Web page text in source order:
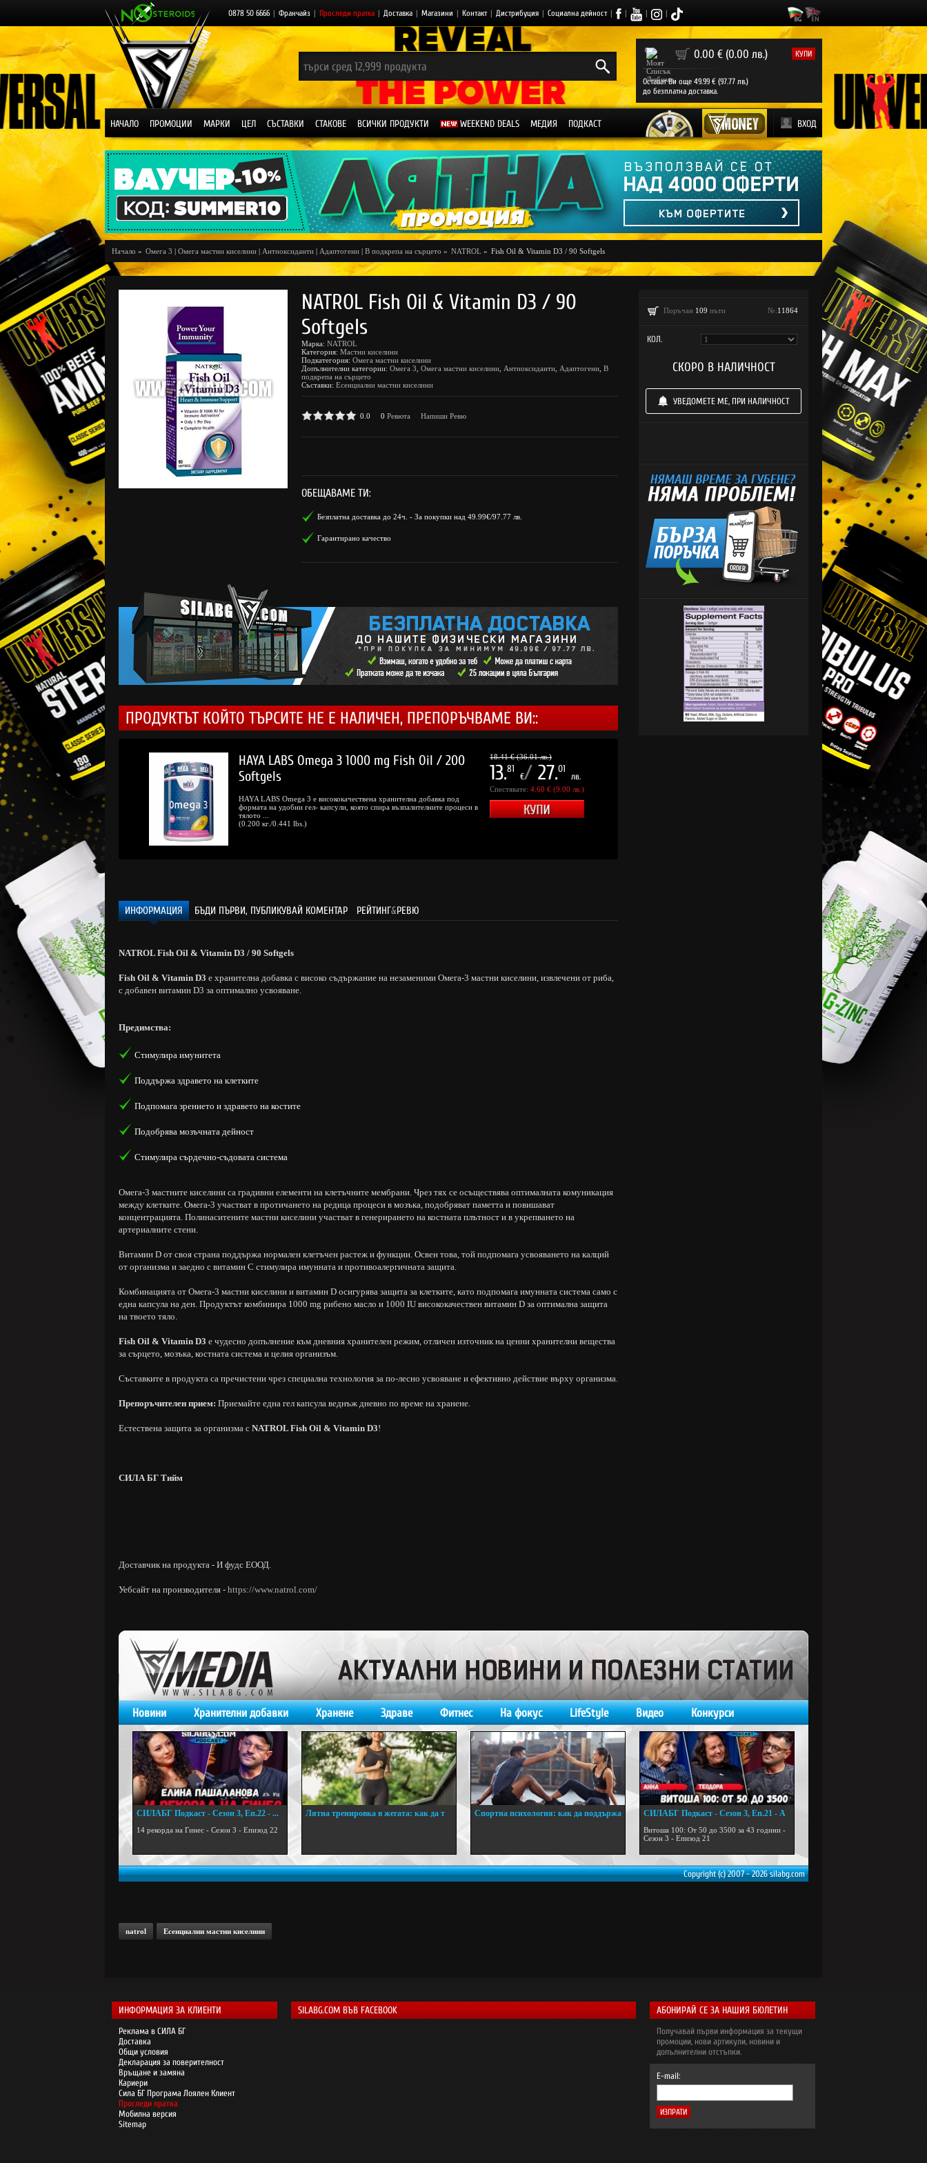
0878 50 6666 | Франчайз | Проследи пратка | Доставка | Магазини | Контакт | Дистрибуция | Социална дейност | | | |
0 0.00 € (0.00 лв.) КУПИ
Остават Ви още 49.99 € (97.77 лв.)
до безплатна доставка.
НАЧАЛО ПРОМОЦИИ МАРКИ ЦЕЛ СЪСТАВКИ СТАКОВЕ ВСИЧКИ ПРОДУКТИ WEEKEND DEALS МЕДИЯ ПОДКАСТ ВХОД
Начало » Омега 3 | Омега мастни киселини | Антиоксиданти | Адаптогени | В подкрепа на сърцето » NATROL » Fish Oil & Vitamin D3 / 90 Softgels
NATROL Fish Oil & Vitamin D3 / 90
Softgels
Марка: NATROL
Категория: Мастни киселини
Подкатегория: Омега мастни киселини
Допълнителни категории: Омега 3 Омега мастни киселини Антиоксиданти Адаптогени В
подкрепа на сърцето
Съставки: Есенциални мастни киселини
0.0 0 Ревюта Напиши Ревю
ОБЕЩАВАМЕ ТИ:
Безплатна доставка до 24ч. - За покупки над 49.99€/97.77 лв.
Гарантирано качество
ПРОДУКТЪТ КОЙТО ТЪРСИТЕ НЕ Е НАЛИЧЕН, ПРЕПОРЪЧВАМЕ ВИ::
€ (20.01 лв.)
67 /15. лв.
2.56 € (5.01 лв.)
HAYA LABS Omega 3 1000 mg Fish Oil / 200
Softgels
HAYA LABS Omega 3 е висококачествена хранителна добавка под
формата на удобни гел- капсули, която спира възпалителните процеси в
тялото ...
(0.200 кг./0.441 lbs.)
18.41 € (36.01 лв.)
13.81
€/ 27.01
лв.
Спестявате: 4.60 € (9.00 лв.)
HAYA LABS Krill Oil 500 mg / 60
ИНФОРМАЦИЯ БЪДИ ПЪРВИ, ПУБЛИКУВАЙ КОМЕНТАР РЕЙТИНГ&РЕВЮ
NATROL Fish Oil & Vitamin D3 / 90 Softgels
Fish Oil & Vitamin D3 е хранителна добавка с високо съдържание на незаменими Омега-3 мастни киселини, извлечени от риба,
с добавен витамин D3 за оптимално усвояване.
Предимства:
Стимулира имунитета
Поддържа здравето на клетките
Подпомага зрението и здравето на костите
Подобрява мозъчната дейност
Стимулира сърдечно-съдовата система
Омега-3 мастните киселини са градивни елементи на клетъчните мембрани. Чрез тях се осъществява оптималната комуникация
между клетките. Омега-3 участват в протичането на редица процеси в мозъка, подобряват паметта и повишават
концентрацията. Полинаситените мастни киселини участват в генерирането на костната плътност и в укрепването на
артериалните стени.
Витамин D от своя страна поддържа нормален клетъчен растеж и функции. Освен това, той подпомага усвояването на калций
от организма и заедно с витамин С стимулира имунната и противоалергичната защита.
Комбинацията от Омега-3 мастни киселини и витамин D осигурява защита за клетките, като подпомага имунната система само с
една капсула на ден. Продуктът комбинира 1000 mg рибено масло и 1000 IU висококачествен витамин D за оптимална защита
на твоето тяло.
Fish Oil & Vitamin D3 е чудесно допълнение към дневния хранителен режим, отличен източник на ценни хранителни вещества
за сърцето, мозъка, костната система и целия организъм.
Съставките в продукта са пречистени чрез специална технология за по-лесно усвояване и ефективно действие върху организма.
Препоръчителен прием: Приемайте една гел капсула веднъж дневно по време на хранене.
Естествена защита за организма с NATROL Fish Oil & Vitamin D3!
СИЛА БГ Тийм
Доставчик на продукта - И фудс ЕООД.
Уебсайт на производителя - https://www.natrol.com/
Поръчан 109 пъти №:11864
КОЛ.
СКОРО В НАЛИЧНОСТ
УВЕДОМЕТЕ МЕ, ПРИ НАЛИЧНОСТ
Новини Хранителни добавки Хранене Здраве Фитнес На фокус LifeStyle Видео Конкурси
СИЛАБГ Подкаст - Сезон 3, Еп.22 - ...
14 рекорда на Гинес - Сезон 3 - Епизод 22
Лятна тренировка в жегата: как да т
Спортна психология: как да поддържа
СИЛАБГ Подкаст - Сезон 3, Еп.21 - А
Витоша 100: От 50 до 3500 за 43 години -
Сезон 3 - Епизод 21
Copyright (c) 2007 - 2026 silabg.com
natrol Есенциални мастни киселини
ИНФОРМАЦИЯ ЗА КЛИЕНТИ
Реклама в СИЛА БГ
Доставка
Общи условия
Декларация за поверителност
Връщане и замяна
Кариери
Сила БГ Програма Лоялен Клиент
Проследи пратка
Мобилна версия
Sitemap
SILABG.COM ВЪВ FACEBOOK АБОНИРАЙ СЕ ЗА НАШИЯ БЮЛЕТИН
Получавай първи информация за текущи
промоции, нови артикули, новини и
допълнителни отстъпки.
E-mail: